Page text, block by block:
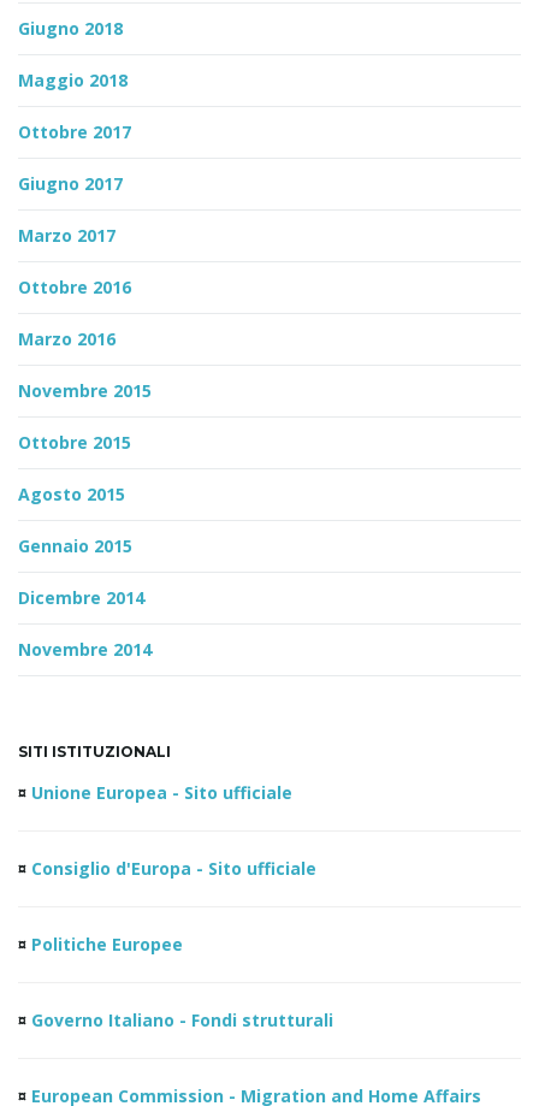
Giugno 2018
Maggio 2018
Ottobre 2017
Giugno 2017
Marzo 2017
Ottobre 2016
Marzo 2016
Novembre 2015
Ottobre 2015
Agosto 2015
Gennaio 2015
Dicembre 2014
Novembre 2014
SITI ISTITUZIONALI
¤ Unione Europea - Sito ufficiale
¤ Consiglio d'Europa - Sito ufficiale
¤ Politiche Europee
¤ Governo Italiano - Fondi strutturali
¤ European Commission - Migration and Home Affairs